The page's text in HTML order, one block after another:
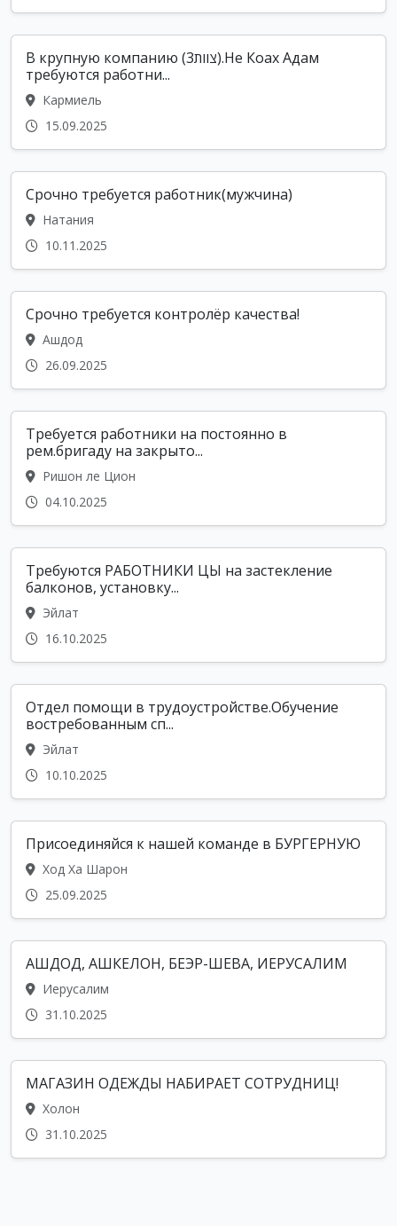
В крупную компанию (צוות3).Не Коах Адам
требуются работни...
Кармиель
15.09.2025
Срочно требуется работник(мужчина)
Натания
10.11.2025
Срочно требуется контролёр качества!
Ашдод
26.09.2025
Требуется работники на постоянно в
рем.бригаду на закрыто...
Ришон ле Цион
04.10.2025
Требуются РАБОТНИКИ ЦЫ на застекление
балконов, установку...
Эйлат
16.10.2025
Отдел помощи в трудоустройстве.Обучение
востребованным сп...
Эйлат
10.10.2025
Присоединяйся к нашей команде в БУРГЕРНУЮ
Ход Ха Шарон
25.09.2025
АШДОД, АШКЕЛОН, БЕЭР-ШЕВА, ИЕРУСАЛИМ
Иерусалим
31.10.2025
МАГАЗИН ОДЕЖДЫ НАБИРАЕТ СОТРУДНИЦ!
Холон
31.10.2025